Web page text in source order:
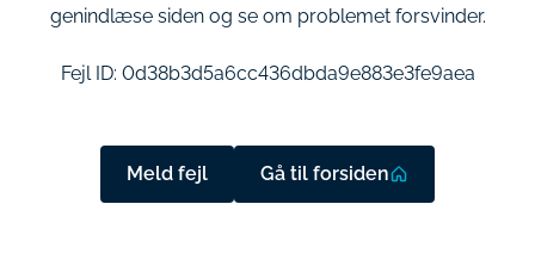
genindlæse siden og se om problemet forsvinder.
Fejl ID: 0d38b3d5a6cc436dbda9e883e3fe9aea
Meld fejl Gå til forsiden